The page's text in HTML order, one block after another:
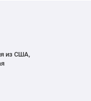
из США,